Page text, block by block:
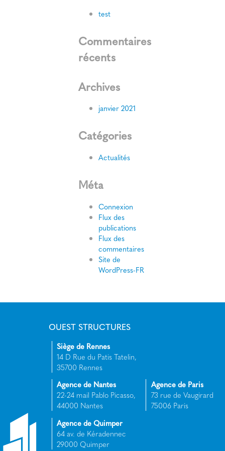
test
Commentaires
récents
Archives
janvier 2021
Catégories
Actualités
Méta
Connexion
Flux des
publications
Flux des
commentaires
Site de
WordPress-FR
OUEST STRUCTURES
Siège de Rennes
14 D Rue du Patis Tatelin,
35700 Rennes
Agence de Nantes
22-24 mail Pablo Picasso,
44000 Nantes
Agence de Paris
73 rue de Vaugirard
75006 Paris
Agence de Quimper
64 av. de Kéradennec
29000 Quimper